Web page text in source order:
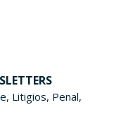
Litigios, Penal,